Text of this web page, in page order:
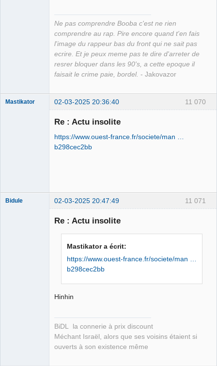
Ne pas comprendre Booba c'est ne rien
comprendre au rap. Pire encore quand t'en fais
l'image du rappeur bas du front qui ne sait pas
ecrire. Et je peux meme pas te dire d'arreter de
resrer bloquer dans les 90's, a cette epoque il
faisait le crime paie, bordel. - Jakovazor
11 070
Mastikator 02-03-2025 20:36:40
Re : Actu insolite
https://www.ouest-france.fr/societe/man …
b298cec2bb
11 071
Bidule 02-03-2025 20:47:49
Re : Actu insolite
Mastikator a écrit:
https://www.ouest-france.fr/societe/man …
b298cec2bb
Hinhin
BiDL la connerie à prix discount
Méchant Israël, alors que ses voisins étaient si
ouverts à son existence même